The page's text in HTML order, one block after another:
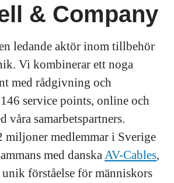
& Company
ledande aktör inom tillbehör
Vi kombinerar ett noga
med rådgivning och
service points, online och
våra samarbetspartners.
miljoner medlemmar i Sverige
med danskaAV-Cables,
förståelse för människors